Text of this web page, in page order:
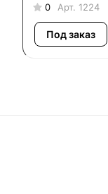
0 Арт. 1224
Под заказ